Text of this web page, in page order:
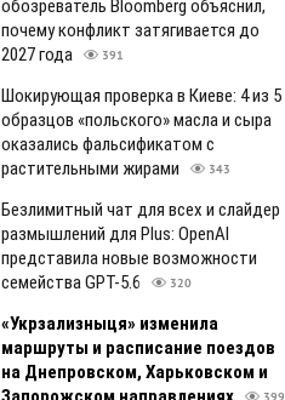
обозреватель Bloomberg объяснил,
почему конфликт затягивается до
2027 года
391
Шокирующая проверка в Киеве: 4 из 5
образцов «польского» масла и сыра
оказались фальсификатом с
растительными жирами
343
Безлимитный чат для всех и слайдер
размышлений для Plus: OpenAI
представила новые возможности
семейства GPT-5.6
320
«Укрзализныця» изменила
маршруты и расписание поездов
на Днепровском, Харьковском и